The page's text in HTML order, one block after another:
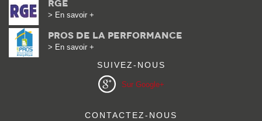
Rge
> En savoir +
Pros de la performance
> En savoir +
SUIVEZ-NOUS
Sur Google+
CONTACTEZ-NOUS